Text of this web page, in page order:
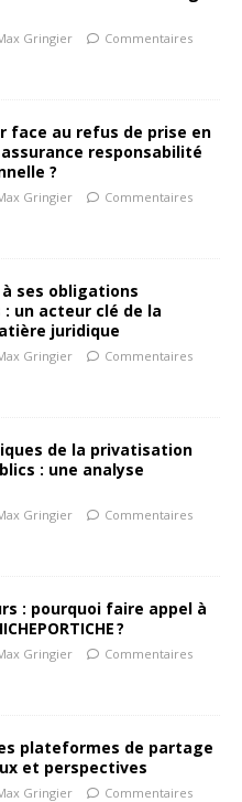
Gringier
Commentaires
face au refus de prise en
responsabilité
?
Gringier
Commentaires
ses obligations
un acteur clé de la
juridique
Gringier
Commentaires
de la privatisation
: une analyse
Gringier
Commentaires
: pourquoi faire appel à
?
Gringier
Commentaires
plateformes de partage
et perspectives
Gringier
Commentaires